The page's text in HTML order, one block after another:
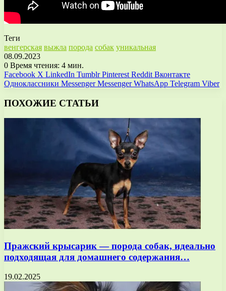
Теги
венгерская выжла порода собак уникальная
08.09.2023
0 Время чтения: 4 мин.
Facebook X LinkedIn Tumblr Pinterest Reddit Вконтакте
Одноклассники Messenger Messenger WhatsApp Telegram Viber
ПОХОЖИЕ СТАТЬИ
Пражский крысарик — порода собак, идеально
подходящая для домашнего содержания…
19.02.2025